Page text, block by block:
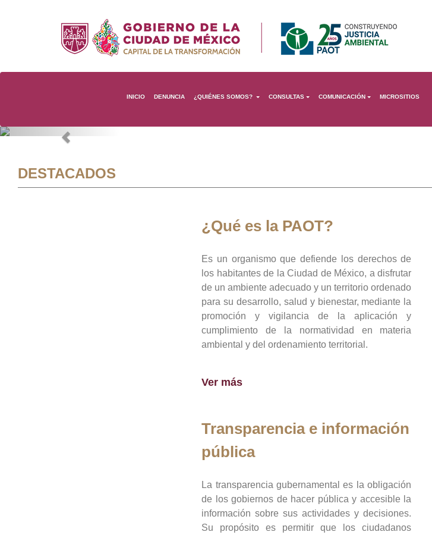
INICIO DENUNCIA ¿QUIÉNES SOMOS? CONSULTAS COMUNICACIÓN MICROSITIOS
Previous
DESTACADOS
¿Qué es la PAOT?
Es un organismo que defiende los derechos de
los habitantes de la Ciudad de México, a disfrutar
de un ambiente adecuado y un territorio ordenado
para su desarrollo, salud y bienestar, mediante la
promoción y vigilancia de la aplicación y
cumplimiento de la normatividad en materia
ambiental y del ordenamiento territorial.
Ver más
Transparencia e información
pública
La transparencia gubernamental es la obligación
de los gobiernos de hacer pública y accesible la
información sobre sus actividades y decisiones.
Su propósito es permitir que los ciudadanos